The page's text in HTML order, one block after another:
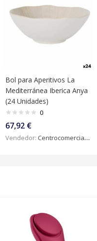
Bol para Aperitivos La
Mediterránea Iberica Anya
(24 Unidades)
0
67,92 €
Vendedor: Centrocomercialdigital